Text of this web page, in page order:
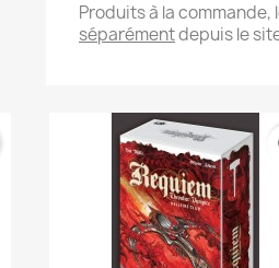
Produits à la
séparémentdepuis le